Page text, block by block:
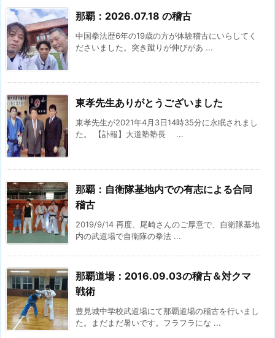
那覇：2026.07.18 の稽古
中国拳法歴6年の19歳の方が体験稽古にいらしてく
ださいました。突き蹴りが伸びがあ ...
東孝先生ありがとうございました
東孝先生が2021年4月3日14時35分に永眠されまし
た。 【訃報】大道塾塾長 ...
那覇：自衛隊基地内での有志による合同
稽古
2019/9/14 再度、尾崎さんのご厚意で、自衛隊基地
内の武道場で自衛隊の拳法 ...
那覇道場：2016.09.03の稽古＆対クマ
戦術
豊見城中学校武道場にて那覇道場の稽古を行いまし
た。まだまだ暑いです。フラフラにな ...